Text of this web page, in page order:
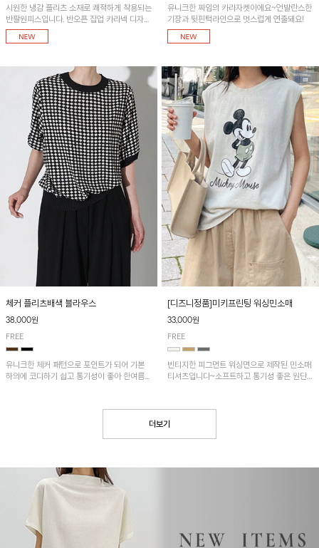
시원한 냉감 플리츠 소재로 쾌적하게 착용되는
반팔원피스입니다. 반오픈 집업 카라넥 디자인
이 깔끔한 포인트를 더해주며, 자연스럽게 퍼
지는 훌 실루엣이 여성스러운 분위기를 연출해
유니크한 짜임의 카라자켓이에요~언발란스한
기장과 뒷핀턱라인으로 멋스럽게 연출돼요!
체커 플리츠배색 블라우스
38,000원
FREE
유니크한 체커 패턴으로 포인트가 되어 기본
하의에 코디하기 쉽고 통기성이 좋아 한여름에
[디즈니정품]미키프린팅 워싱민소매
33,000원
FREE
빈티지한 피그먼트 워싱면으로 제작된 민소매
티셔츠입니다~소프트하고 통기성 좋은 원단
더보기